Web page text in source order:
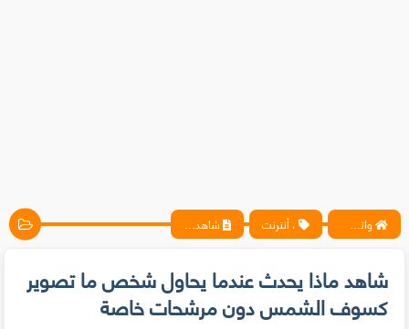
واتس آب ، فيسبوك ، أنترنت ، شروحات تقنية حصرية - المحترف ، أنترنت شاهد ماذا يحدث عندما يحاول شخص ما تصوير كسوف الشمس دون مرشحات خاصة
شاهد ماذا يحدث عندما يحاول شخص ما تصوير
كسوف الشمس دون مرشحات خاصة